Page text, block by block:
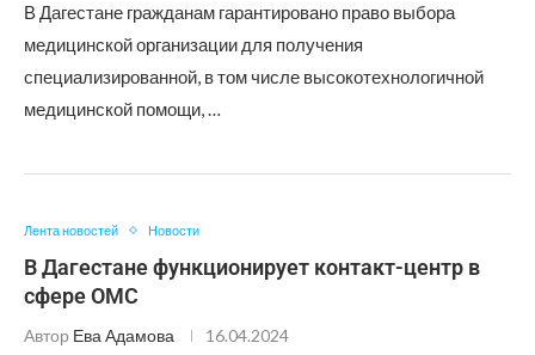
В Дагестане гражданам гарантировано право выбора
медицинской организации для получения
специализированной, в том числе высокотехнологичной
медицинской помощи, …
Лента новостей Новости
В Дагестане функционирует контакт-центр в
сфере ОМС
Автор Ева Адамова 16.04.2024